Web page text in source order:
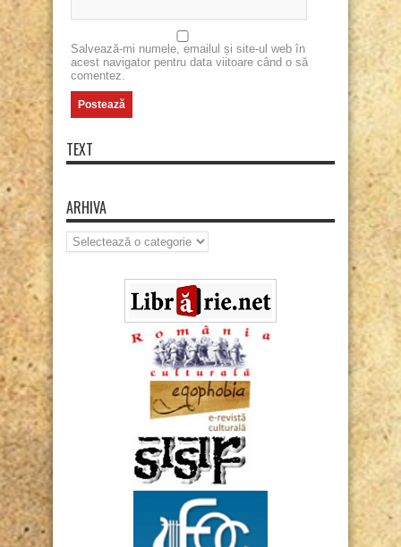
Salvează-mi numele, emailul și site-ul web în
acest navigator pentru data viitoare când o să
comentez.
TEXT
ARHIVA
Arhiva